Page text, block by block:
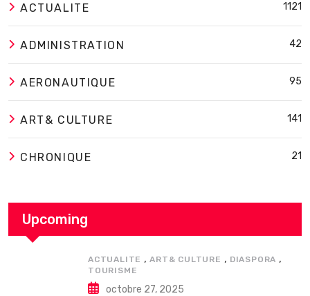
ACTUALITE 1121
ADMINISTRATION 42
AERONAUTIQUE 95
ART& CULTURE 141
CHRONIQUE 21
Upcoming
ACTUALITE ,ART& CULTURE , DIASPORA ,
TOURISME
octobre 27, 2025